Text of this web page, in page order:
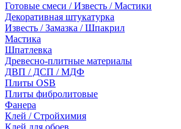
Готовые смеси / Известь / Мастики
Декоративная штукатурка
Известь / Замазка / Шпакрил
Мастика
Шпатлевка
Древесно-плитные материалы
ДВП / ДСП / МДФ
Плиты OSB
Плиты фибролитовые
Фанера
Клей / Стройхимия
Клей для обоев